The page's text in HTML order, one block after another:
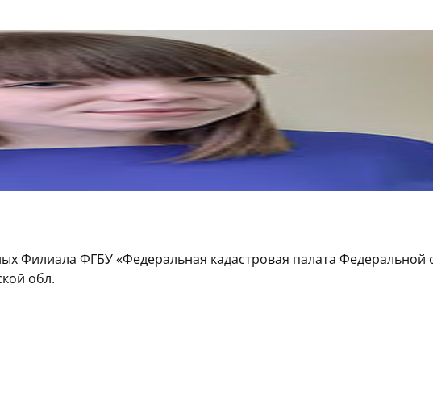
Филиала ФГБУ «Федеральная кадастровая палата Федеральной
обл.